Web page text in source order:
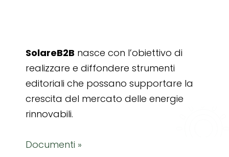
SolareB2B nasce con l’obiettivo di
realizzare e diffondere strumenti
editoriali che possano supportare la
crescita del mercato delle energie
rinnovabili.
Documenti »